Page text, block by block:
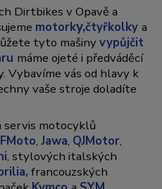
Dirtbikes v Opavě a
motorky,čtyřkolkya
tyto mašinyvypůjčit
máme ojeté i předváděcí
vás od hlavy k
vaše stroje doladíte
servis motocyklů
,Jawa, QJMotor,
, stylových italských
francouzských